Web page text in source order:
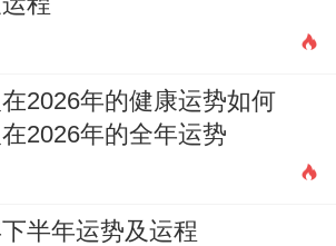
2026年的健康运势如何
2026年的全年运势
半年运势及运程